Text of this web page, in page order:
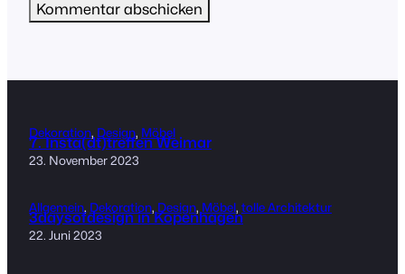
Dekoration, Design, Möbel
7. Insta(dt)treffen Weimar
23. November 2023
Allgemein, Dekoration, Design, Möbel, tolle Architektur
3daysofdesign in Kopenhagen
22. Juni 2023